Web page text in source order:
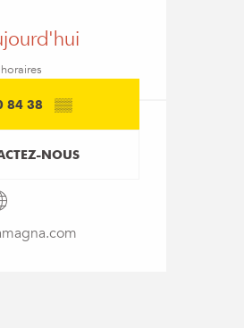
et
84 38 ▒▒
NOUS